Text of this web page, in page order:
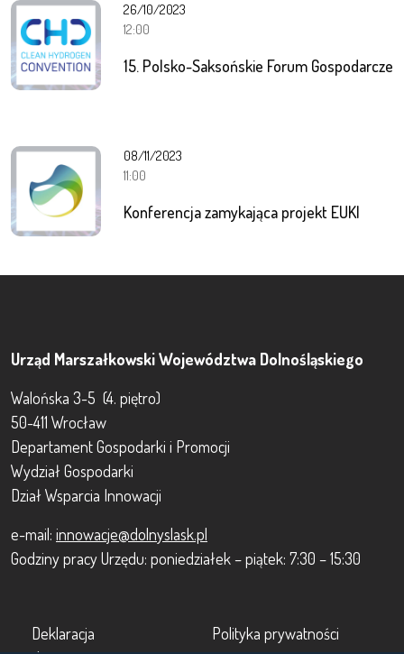
26/10/2023
12:00
15. Polsko-Saksońskie Forum Gospodarcze
08/11/2023
11:00
Konferencja zamykająca projekt EUKI
Urząd Marszałkowski Województwa Dolnośląskiego
Walońska 3-5 (4. piętro)
50-411 Wrocław
Departament Gospodarki i Promocji
Wydział Gospodarki
Dział Wsparcia Innowacji
e-mail: innowacje@dolnyslask.pl
Godziny pracy Urzędu: poniedziałek – piątek: 7:30 – 15:30
Footer
Deklaracja
Footer 2
Polityka prywatności